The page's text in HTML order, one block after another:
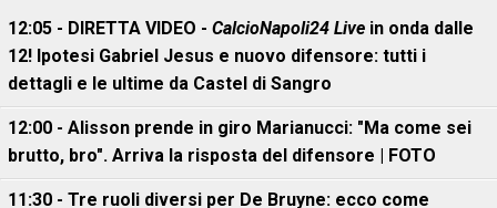
12:05 - DIRETTA VIDEO - CalcioNapoli24 Live in onda dalle
12! Ipotesi Gabriel Jesus e nuovo difensore: tutti i
dettagli e le ultime da Castel di Sangro
12:00 - Alisson prende in giro Marianucci: "Ma come sei
brutto, bro". Arriva la risposta del difensore | FOTO
11:30 - Tre ruoli diversi per De Bruyne: ecco come